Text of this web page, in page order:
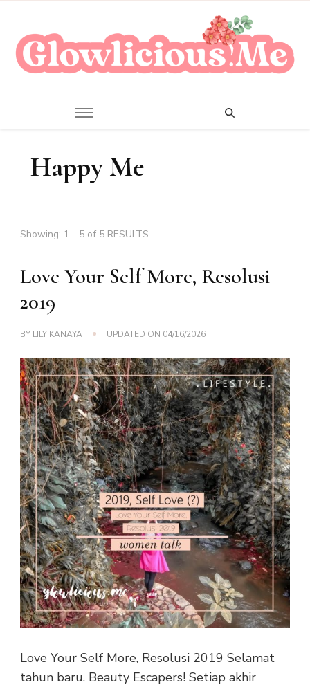
Happy Me
Showing: 1 - 5 of 5 RESULTS
Love Your Self More, Resolusi
2019
BY LILY KANAYA UPDATED ON 04/16/2026
Love Your Self More, Resolusi 2019 Selamat
tahun baru. Beauty Escapers! Setiap akhir